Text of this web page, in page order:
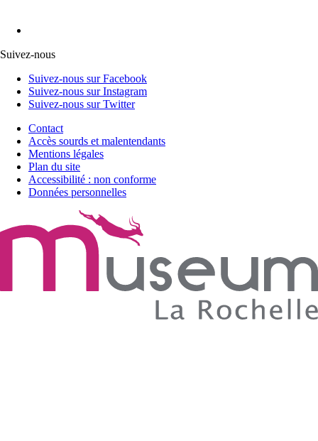
Suivez-nous
Suivez-nous sur Facebook
Suivez-nous sur Instagram
Suivez-nous sur Twitter
Contact
Accès sourds et malentendants
Mentions légales
Plan du site
Accessibilité : non conforme
Données personnelles